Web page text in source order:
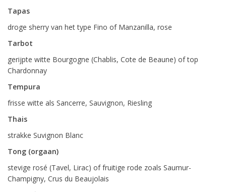
Tapas
droge sherry van het type Fino of Manzanilla, rose
Tarbot
gerijpte witte Bourgogne (Chablis, Cote de Beaune) of top
Chardonnay
Tempura
frisse witte als Sancerre, Sauvignon, Riesling
Thais
strakke Suvignon Blanc
Tong (orgaan)
stevige rosé (Tavel, Lirac) of fruitige rode zoals Saumur-
Champigny, Crus du Beaujolais